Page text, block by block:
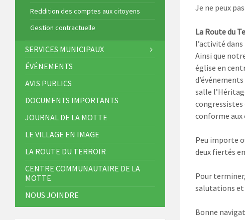
Je ne peux
La Route du
l’activité
Ainsi que
église en
salle
congressistes
conforme aux
Peu importe
deux fiertés
Pour
salutations et
Bonne
Reddition des comptes aux citoyens
Gestion contractuelle
SERVICES MUNICIPAUX
ÉVÉNEMENTS
AVIS PUBLICS
DOCUMENTS IMPORTANTS
JOURNAL DE LA MOTTE
LE VILLAGE EN IMAGE
LA ROUTE DU TERROIR
CENTRE COMMUNAUTAIRE DE LA
MOTTE
NOUS JOINDRE